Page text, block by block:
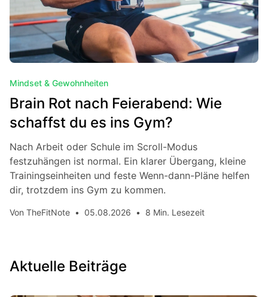
Mindset & Gewohnheiten
Brain Rot nach Feierabend: Wie
schaffst du es ins Gym?
Nach Arbeit oder Schule im Scroll-Modus
festzuhängen ist normal. Ein klarer Übergang, kleine
Trainingseinheiten und feste Wenn-dann-Pläne helfen
dir, trotzdem ins Gym zu kommen.
Von TheFitNote • 05.08.2026 • 8 Min. Lesezeit
Aktuelle Beiträge